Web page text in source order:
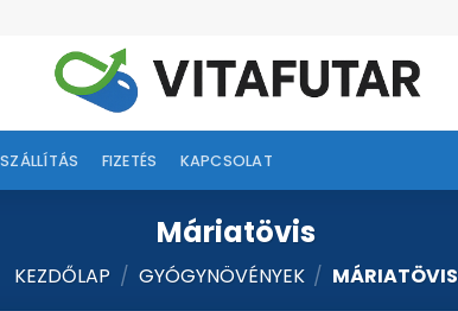
SZÁLLÍTÁS FIZETÉS KAPCSOLAT
Máriatövis
KEZDŐLAP / GYÓGYNÖVÉNYEK / MÁRIATÖVIS